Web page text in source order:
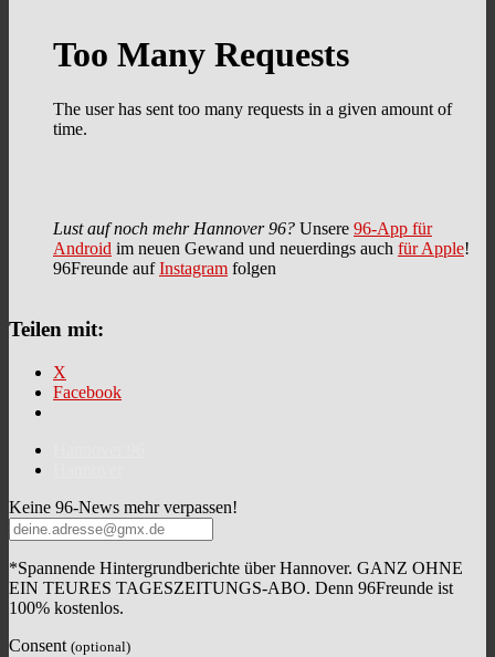
Lust auf noch mehr Hannover 96? Unsere 96-App für
Android im neuen Gewand und neuerdings auch für Apple!
96Freunde aufInstagram folgen
Teilen mit:
X
Facebook
Keine 96-News mehr verpassen!
*Spannende Hintergrundberichte über Hannover. GANZ OHNE
EIN TEURES TAGESZEITUNGS-ABO. Denn 96Freunde ist
100% kostenlos.
Consent (optional)